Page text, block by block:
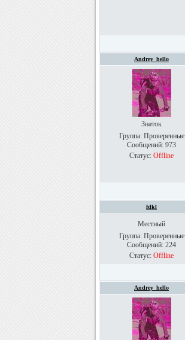
Andrey_hello
Знаток
Группа: Проверенные
Сообщений: 973
Статус: Offline
fdkl
Местный
Группа: Проверенные
Сообщений: 224
Статус: Offline
Andrey_hello